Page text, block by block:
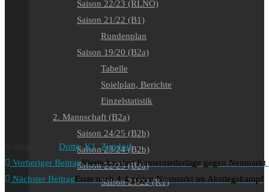
Saison 22/23 (RLNO)
Saison 21/22 (B1)
Rundenplan
Saison 19/20 (B2a)
Tabelle
Spielplan, Berichte
Einzelstatistik
2. Mannschaft (B2a)
Saison 24/25 (B2b)
Saison 23/24 (B2b)
Saison 22/23 (B2a)
Saison 21/22 (K1)
Dritte, K1, Zirndorf
Weitere
Artikel
Vorheriger BeitragVierte kassiert Kanterniederlage gegen Neumarkt
Nächster BeitragErste nach 4:4 gegen Neumarkt im Abstiegskampf